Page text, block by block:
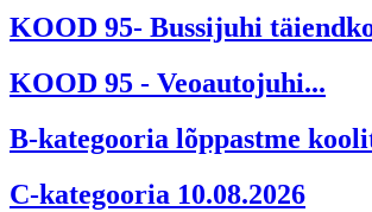
KOOD 95- Bussijuhi
KOOD 95 - Veoautojuhi...
B-kategooria lõppastme
C-kategooria 10.08.2026